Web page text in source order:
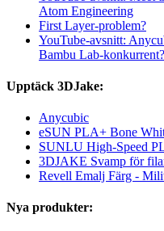
Atom Engineering
First Layer-problem?
YouTube-avsnitt:
Bambu Lab-konkurrent?
Upptäck 3DJake:
Anycubic
eSUN PLA+ Bone
SUNLU High-Speed
3DJAKE Svamp för
Revell Emalj Färg -
Nya produkter: